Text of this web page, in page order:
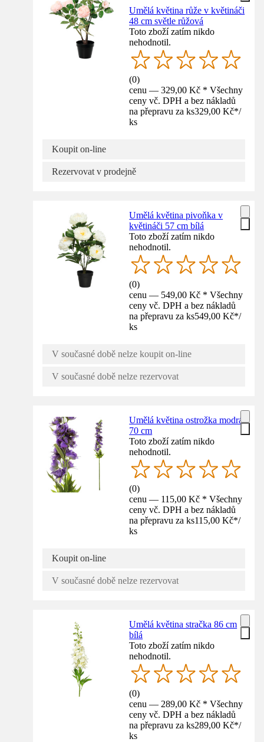
Umělá květina růže v květináči
48 cm světle růžová
Toto zboží zatím nikdo
nehodnotil.
(0)
cenu — 329,00 Kč * Všechny
ceny vč. DPH a bez nákladů
na přepravu za ks329,00 Kč*/
ks
Koupit on-line
Rezervovat v prodejně
Umělá květina pivoňka v
květináči 57 cm bílá
Toto zboží zatím nikdo
nehodnotil.
(0)
cenu — 549,00 Kč * Všechny
ceny vč. DPH a bez nákladů
na přepravu za ks549,00 Kč*/
ks
V současné době nelze koupit on-line
V současné době nelze rezervovat
Umělá květina ostrožka modrá
70 cm
Toto zboží zatím nikdo
nehodnotil.
(0)
cenu — 115,00 Kč * Všechny
ceny vč. DPH a bez nákladů
na přepravu za ks115,00 Kč*/
ks
Koupit on-line
V současné době nelze rezervovat
Umělá květina stračka 86 cm
bílá
Toto zboží zatím nikdo
nehodnotil.
(0)
cenu — 289,00 Kč * Všechny
ceny vč. DPH a bez nákladů
na přepravu za ks289,00 Kč*/
ks